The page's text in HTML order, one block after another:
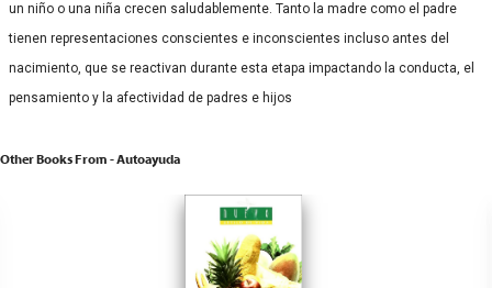
un niño o una niña crecen saludablemente. Tanto la madre como el padre
tienen representaciones conscientes e inconscientes incluso antes del
nacimiento, que se reactivan durante esta etapa impactando la conducta, el
pensamiento y la afectividad de padres e hijos
Other Books From - Autoayuda